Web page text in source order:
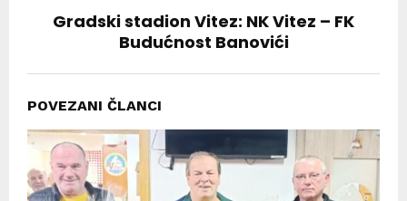
Gradski stadion Vitez: NK Vitez – FK
Budućnost Banovići
POVEZANI ČLANCI